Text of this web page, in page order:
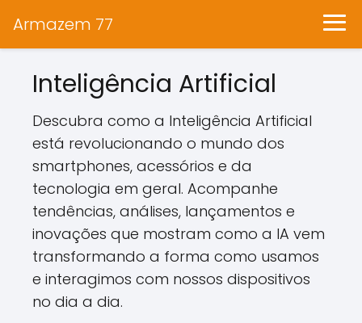
Armazem 77
Inteligência Artificial
Descubra como a Inteligência Artificial
está revolucionando o mundo dos
smartphones, acessórios e da
tecnologia em geral. Acompanhe
tendências, análises, lançamentos e
inovações que mostram como a IA vem
transformando a forma como usamos
e interagimos com nossos dispositivos
no dia a dia.